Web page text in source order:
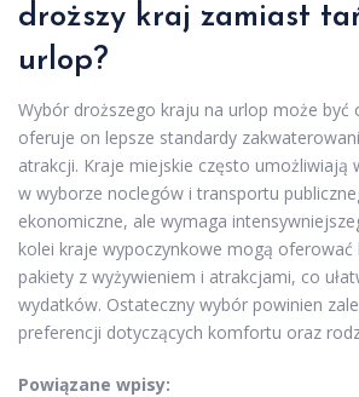
droższy kraj zamiast
urlop?
Wybór droższego kraju na urlop może być
oferuje on lepsze standardy
atrakcji. Kraje miejskie często umożliwiają
w wyborze noclegów i transportu
ekonomiczne, ale wymaga
kolei kraje wypoczynkowe mogą oferować
pakiety z wyżywieniem i atrakcjami, co
wydatków. Ostateczny wybór powinien
preferencji dotyczących komfortu oraz
Powiązane wpisy: